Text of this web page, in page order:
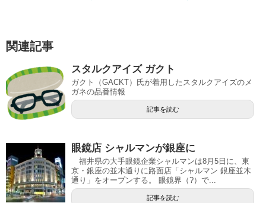
関連記事
スタルクアイズ ガクト
ガクト（GACKT）氏が着用したスタルクアイズのメ
ガネの品番情報
記事を読む
眼鏡店 シャルマンが銀座に
福井県の大手眼鏡企業シャルマンは8月5日に、東
京・銀座の並木通りに路面店「シャルマン 銀座並木
通り」をオープンする。 眼鏡界（?）で...
記事を読む